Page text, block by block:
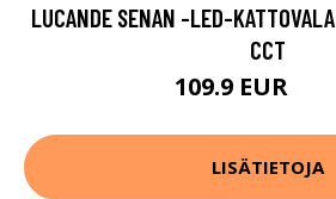
LUCANDE SENAN -LED-
CCT
109.9 EUR
LISÄTIETOJA